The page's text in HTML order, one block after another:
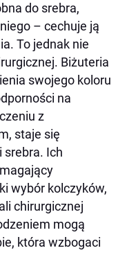
do srebra,
– cechuje ją
To jednak nie
Biżuteria
swojego koloru
na
z
staje się
srebra. Ich
wybór kolczyków,
chirurgicznej
mogą
która wzbogaci